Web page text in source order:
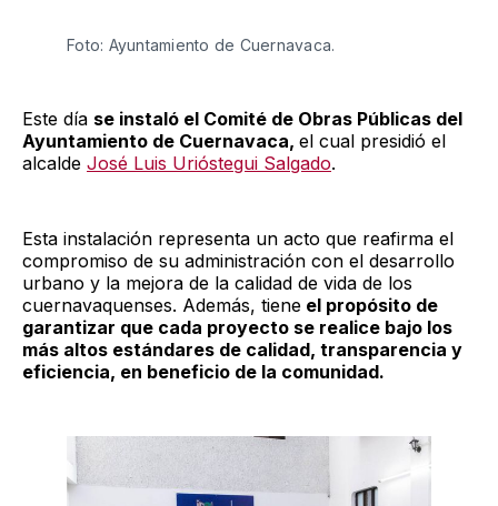
Foto: Ayuntamiento de Cuernavaca.
Este día se instaló el Comité de Obras Públicas del
Ayuntamiento de Cuernavaca, el cual presidió el
alcalde José Luis Urióstegui Salgado.
Esta instalación representa un acto que reafirma el
compromiso de su administración con el desarrollo
urbano y la mejora de la calidad de vida de los
cuernavaquenses. Además, tiene el propósito de
garantizar que cada proyecto se realice bajo los
más altos estándares de calidad, transparencia y
eficiencia, en beneficio de la comunidad.